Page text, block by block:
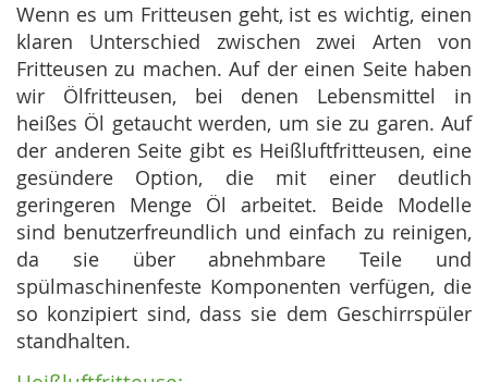
Wenn es um Fritteusen geht, ist es wichtig, einen
klaren Unterschied zwischen zwei Arten von
Fritteusen zu machen. Auf der einen Seite haben
wir Ölfritteusen, bei denen Lebensmittel in
heißes Öl getaucht werden, um sie zu garen. Auf
der anderen Seite gibt es Heißluftfritteusen, eine
gesündere Option, die mit einer deutlich
geringeren Menge Öl arbeitet. Beide Modelle
sind benutzerfreundlich und einfach zu reinigen,
da sie über abnehmbare Teile und
spülmaschinenfeste Komponenten verfügen, die
so konzipiert sind, dass sie dem Geschirrspüler
standhalten.